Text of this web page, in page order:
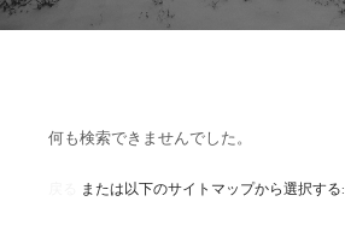
何も検索できませんでした。
または以下のサイトマップから選択する: